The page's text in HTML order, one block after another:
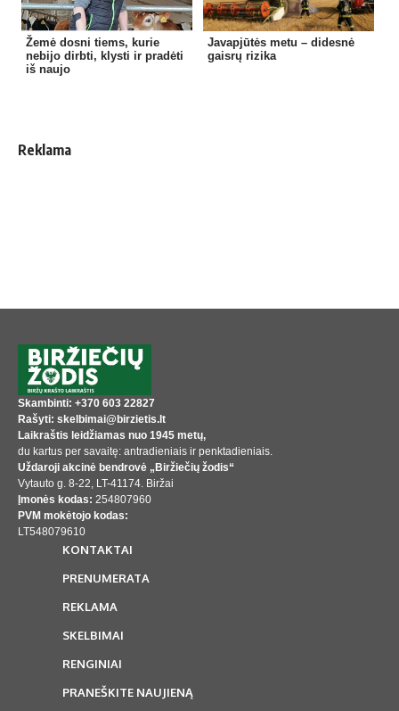
Žemė dosni tiems, kurie
nebijo dirbti, klysti ir pradėti
iš naujo
Javapjūtės metu – didesnė
gaisrų rizika
Reklama
Skambinti: +370 603 22827
Rašyti: skelbimai@birzietis.lt
Laikraštis leidžiamas nuo 1945 metų,
du kartus per savaitę: antradieniais ir penktadieniais.
Uždaroji akcinė bendrovė „Biržiečių žodis“
Vytauto g. 8-22, LT-41174. Biržai
Įmonės kodas: 254807960
PVM mokėtojo kodas:
LT548079610
KONTAKTAI
PRENUMERATA
REKLAMA
SKELBIMAI
RENGINIAI
PRANEŠKITE NAUJIENĄ